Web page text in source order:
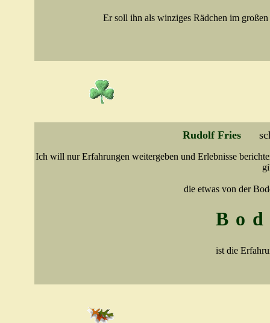
Er soll ihn als winziges Rädchen im
Rudolf Fries
Ich will nur Erfahrungen weitergeben und Erlebnisse
die etwas von der
ist die